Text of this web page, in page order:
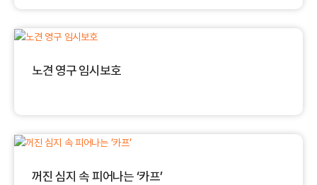
노견 영구 임시보호
꺼진 심지 속 피어나는 ‘카프’